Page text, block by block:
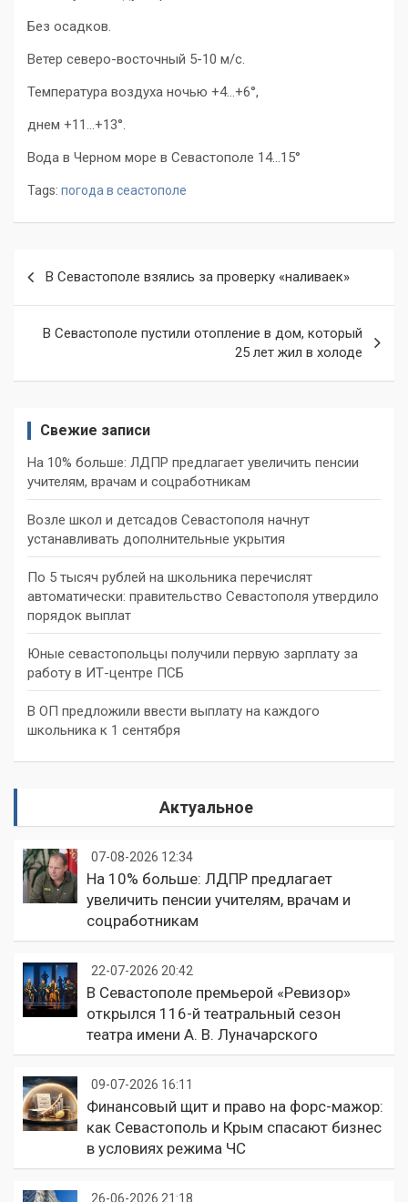
Без осадков.
Ветер северо-восточный 5-10 м/с.
Температура воздуха ночью +4…+6°,
днем +11…+13°.
Вода в Черном море в Севастополе 14…15°
Tags: погода в сеастополе
записям
В Севастополе взялись за проверку «наливаек»
В Севастополе пустили отопление в дом, который
25 лет жил в холоде
Свежие записи
На 10% больше: ЛДПР предлагает увеличить пенсии
учителям, врачам и соцработникам
Возле школ и детсадов Севастополя начнут
устанавливать дополнительные укрытия
По 5 тысяч рублей на школьника перечислят
автоматически: правительство Севастополя утвердило
порядок выплат
Юные севастопольцы получили первую зарплату за
работу в ИТ-центре ПСБ
В ОП предложили ввести выплату на каждого
школьника к 1 сентября
Актуальное
07-08-2026 12:34
На 10% больше: ЛДПР предлагает
увеличить пенсии учителям, врачам и
соцработникам
22-07-2026 20:42
В Севастополе премьерой «Ревизор»
открылся 116-й театральный сезон
театра имени А. В. Луначарского
09-07-2026 16:11
Финансовый щит и право на форс-мажор:
как Севастополь и Крым спасают бизнес
в условиях режима ЧС
26-06-2026 21:18